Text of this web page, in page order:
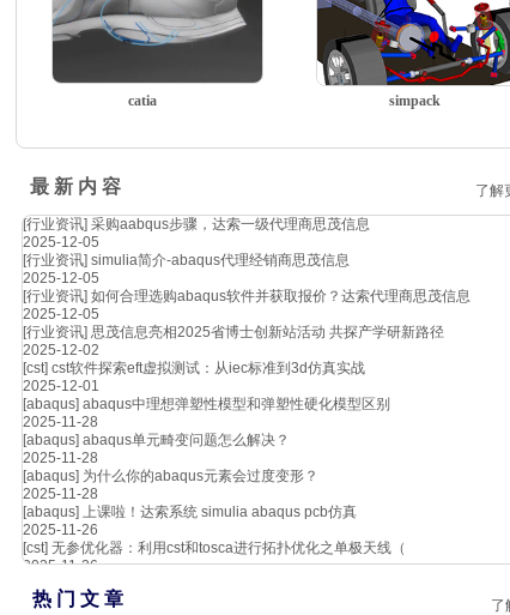
simpack
catia
最 新 内 容
了解
[行业资讯] 采购aabqus步骤，达索一级代理商思茂信息
2025-12-05
[行业资讯] simulia简介-abaqus代理经销商思茂信息
2025-12-05
[行业资讯] 如何合理选购abaqus软件并获取报价？达索代理商思茂信息
2025-12-05
[行业资讯] 思茂信息亮相2025省博士创新站活动 共探产学研新路径
2025-12-02
[cst] cst软件探索eft虚拟测试：从iec标准到3d仿真实战
2025-12-01
[abaqus] abaqus中理想弹塑性模型和弹塑性硬化模型区别
2025-11-28
[abaqus] abaqus单元畸变问题怎么解决？
2025-11-28
[abaqus] 为什么你的abaqus元素会过度变形？
2025-11-28
[abaqus] 上课啦！达索系统 simulia abaqus pcb仿真
2025-11-26
[cst] 无参优化器：利用cst和tosca进行拓扑优化之单极天线（
2025-11-26
热 门 文 章
了